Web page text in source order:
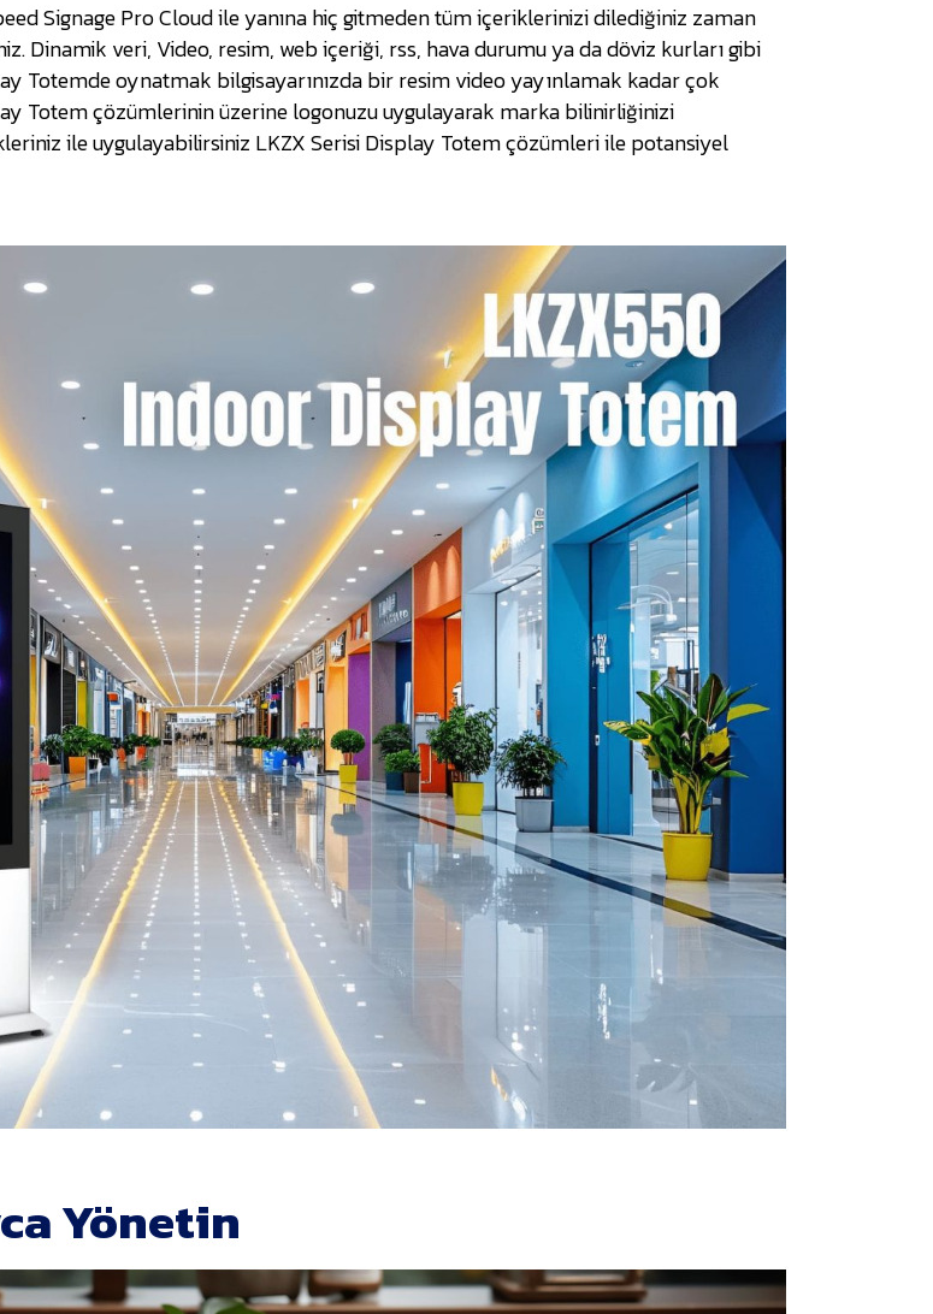
Signage Pro Cloud ile yanına hiç gitmeden tüm içeriklerinizi dilediğiniz zaman
Dinamik veri, Video, resim, web içeriği, rss, hava durumu ya da döviz kurları gibi
Totemde oynatmak bilgisayarınızda bir resim video yayınlamak kadar çok
Totem çözümlerinin üzerine logonuzu uygulayarak marka bilinirliğinizi
ile uygulayabilirsiniz LKZX Serisi Display Totem çözümleri ile potansiyel
Yönetin